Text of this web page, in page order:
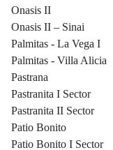
Onasis II
Onasis II – Sinai
Palmitas - La Vega I
Palmitas - Villa Alicia
Pastrana
Pastranita I Sector
Pastranita II Sector
Patio Bonito
Patio Bonito I Sector